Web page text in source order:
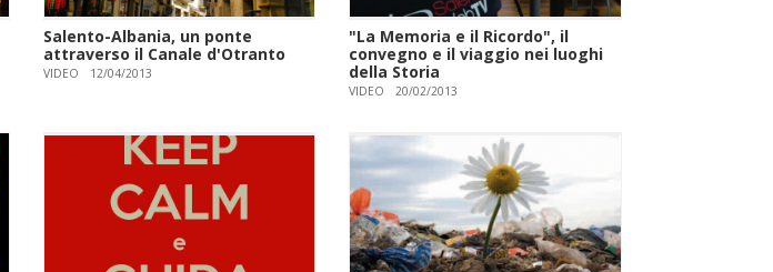
Salento-Albania, un ponte
attraverso il Canale d'Otranto
VIDEO 12/04/2013
"La Memoria e il Ricordo", il
convegno e il viaggio nei luoghi
della Storia
VIDEO 20/02/2013